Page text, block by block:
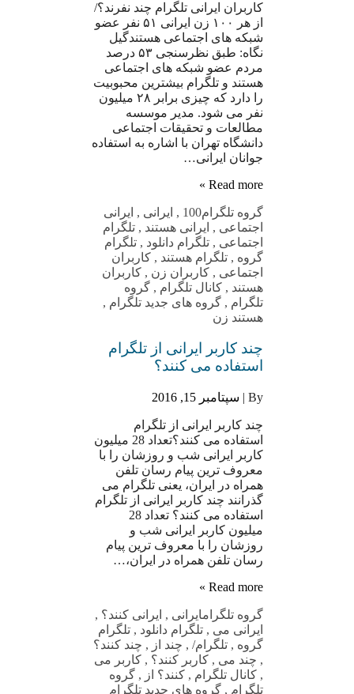
کاربران ایرانی تلگرام چند نفرند؟/
از هر ۱۰۰ زن ایرانی ۵۱ نفر عضو
شبکه های اجتماعی هستندگیل
نگاه: طبق نظرسنجی ۵۳ درصد
مردم عضو شبکه های اجتماعی
هستند و تلگرام بیشترین محبوبیت
را دارد که چیزی برابر ۲۸ میلیون
نفر می شود. مدیر موسسه
مطالعات و تحقیقات اجتماعی
دانشگاه تهران با اشاره به استفاده
جوانان ایرانی…
Read more »
گروه تلگرام100
, ایرانی , ایرانی
اجتماعی , ایرانی هستند , تلگرام
اجتماعی , تلگرام دانلود , تلگرام
گروه , تلگرام هستند , کاربران
اجتماعی , کاربران زن , کاربران
هستند , کانال تلگرام , گروه
تلگرام , گروه های جدید تلگرام ,
هستند زن
چند کاربر ایرانی از تلگرام
استفاده می کنند؟
By | سپتامبر 15, 2016
چند کاربر ایرانی از تلگرام
استفاده می کنند؟تعداد 28 میلیون
کاربر ایرانی شب و روزشان را با
معروف ترین پیام رسان تلفن
همراه در ایران، یعنی تلگرام می
گذرانند چند کاربر ایرانی از تلگرام
استفاده می کنند؟ تعداد 28
میلیون کاربر ایرانی شب و
روزشان را با معروف ترین پیام
رسان تلفن همراه در ایران،…
Read more »
گروه تلگرامایرانی , ایرانی کنند؟ ,
ایرانی می , تلگرام دانلود , تلگرام
گروه , تلگرام/, چند از , چند کنند؟
, چند می , کاربر کنند؟ , کاربر می
, کانال تلگرام , کنند؟ از , گروه
تلگرام , گروه های جدید تلگرام